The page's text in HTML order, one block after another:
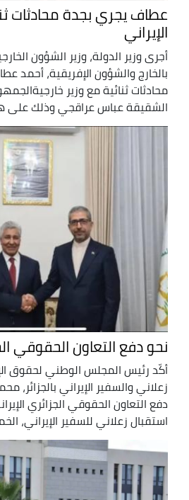
عطاف يجري بجدة محادثات
الإيراني
أجرى وزير الدولة، وزير الشؤون
بالخارج والشؤون الإفريقية، أحمد
محادثات ثنائية مع وزير
الشقيقة عباس عراقجي وذلك على
نحو دفع التعاون الحقوقي
أكّد رئيس المجلس الوطني لحقوق
زعلاني والسفير الإيراني بالجزائر،
دفع التعاون الحقوقي الجزائري
استقبال زعلاني للسفير الإيراني،